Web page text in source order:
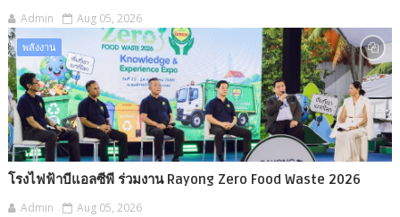
Admin Aug 05, 2026
พลังงาน
โรงไฟฟ้าบีแอลซีพี ร่วมงาน Rayong Zero Food Waste 2026
Admin Aug 05, 2026